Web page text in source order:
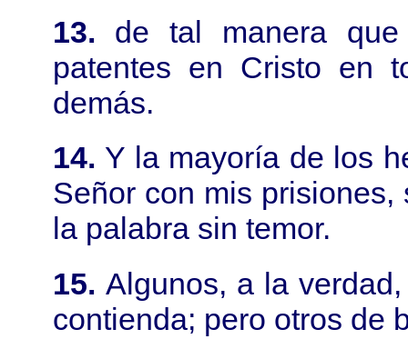
13. de tal manera
patentes en Cristo en
demás.
14. Y la mayoría de los
Señor con mis
la palabra sin temor.
15. Algunos, a la
contienda; pero otros de